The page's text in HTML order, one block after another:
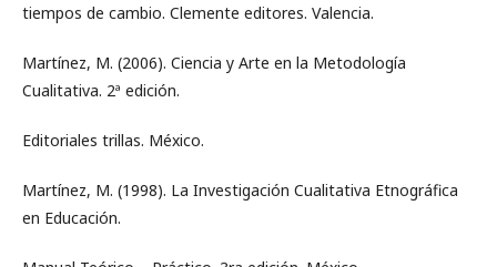
tiempos de cambio. Clemente editores. Valencia.
Martínez, M. (2006). Ciencia y Arte en la Metodología
Cualitativa. 2ª edición.
Editoriales trillas. México.
Martínez, M. (1998). La Investigación Cualitativa Etnográfica
en Educación.